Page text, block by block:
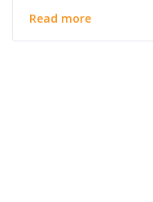
Read more